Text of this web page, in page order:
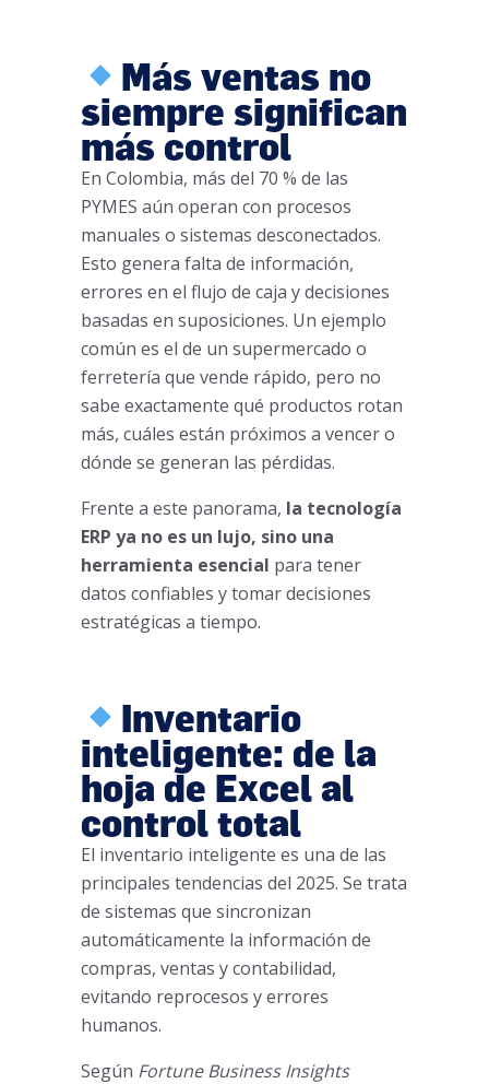
Más ventas no
siempre significan
más control
En Colombia, más del 70 % de las
PYMES aún operan con procesos
manuales o sistemas desconectados.
Esto genera falta de información,
errores en el flujo de caja y decisiones
basadas en suposiciones. Un ejemplo
común es el de un supermercado o
ferretería que vende rápido, pero no
sabe exactamente qué productos rotan
más, cuáles están próximos a vencer o
dónde se generan las pérdidas.
Frente a este panorama, la tecnología
ERP ya no es un lujo, sino una
herramienta esencial para tener
datos confiables y tomar decisiones
estratégicas a tiempo.
Inventario
inteligente: de la
hoja de Excel al
control total
El inventario inteligente es una de las
principales tendencias del 2025. Se trata
de sistemas que sincronizan
automáticamente la información de
compras, ventas y contabilidad,
evitando reprocesos y errores
humanos.
Según Fortune Business Insights